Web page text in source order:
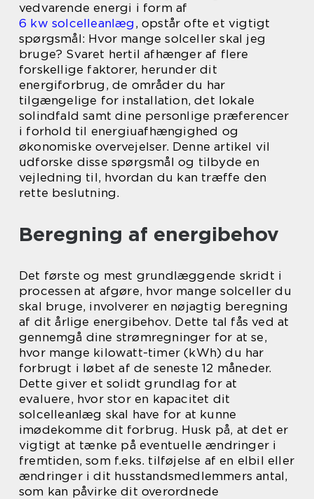
vedvarende energi i form af
6 kw solcelleanlæg , opstår ofte et vigtigt
spørgsmål: Hvor mange solceller skal jeg
bruge? Svaret hertil afhænger af flere
forskellige faktorer, herunder dit
energiforbrug, de områder du har
tilgængelige for installation, det lokale
solindfald samt dine personlige præferencer
i forhold til energiuafhængighed og
økonomiske overvejelser. Denne artikel vil
udforske disse spørgsmål og tilbyde en
vejledning til, hvordan du kan træffe den
rette beslutning.
Beregning af energibehov
Det første og mest grundlæggende skridt i
processen at afgøre, hvor mange solceller du
skal bruge, involverer en nøjagtig beregning
af dit årlige energibehov. Dette tal fås ved at
gennemgå dine strømregninger for at se,
hvor mange kilowatt-timer (kWh) du har
forbrugt i løbet af de seneste 12 måneder.
Dette giver et solidt grundlag for at
evaluere, hvor stor en kapacitet dit
solcelleanlæg skal have for at kunne
imødekomme dit forbrug. Husk på, at det er
vigtigt at tænke på eventuelle ændringer i
fremtiden, som f.eks. tilføjelse af en elbil eller
ændringer i dit husstandsmedlemmers antal,
som kan påvirke dit overordnede